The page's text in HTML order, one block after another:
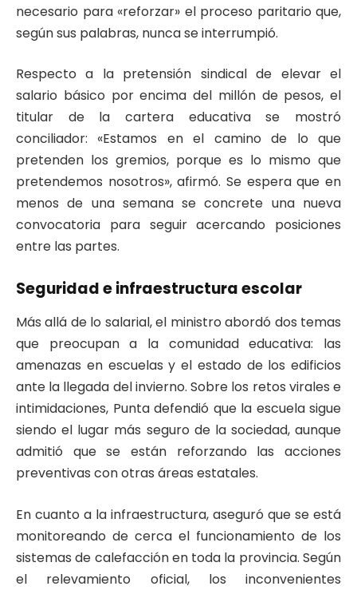
necesario para «reforzar» el proceso paritario que,
según sus palabras, nunca se interrumpió.
Respecto a la pretensión sindical de elevar el
salario básico por encima del millón de pesos, el
titular de la cartera educativa se mostró
conciliador: «Estamos en el camino de lo que
pretenden los gremios, porque es lo mismo que
pretendemos nosotros», afirmó. Se espera que en
menos de una semana se concrete una nueva
convocatoria para seguir acercando posiciones
entre las partes.
Seguridad e infraestructura escolar
Más allá de lo salarial, el ministro abordó dos temas
que preocupan a la comunidad educativa: las
amenazas en escuelas y el estado de los edificios
ante la llegada del invierno. Sobre los retos virales e
intimidaciones, Punta defendió que la escuela sigue
siendo el lugar más seguro de la sociedad, aunque
admitió que se están reforzando las acciones
preventivas con otras áreas estatales.
En cuanto a la infraestructura, aseguró que se está
monitoreando de cerca el funcionamiento de los
sistemas de calefacción en toda la provincia. Según
el relevamiento oficial, los inconvenientes